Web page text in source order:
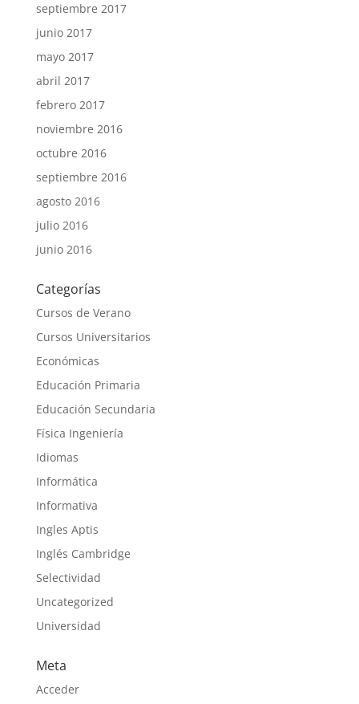
septiembre 2017
junio 2017
mayo 2017
abril 2017
febrero 2017
noviembre 2016
octubre 2016
septiembre 2016
agosto 2016
julio 2016
junio 2016
Categorías
Cursos de Verano
Cursos Universitarios
Económicas
Educación Primaria
Educación Secundaria
Física Ingeniería
Idiomas
Informática
Informativa
Ingles Aptis
Inglés Cambridge
Selectividad
Uncategorized
Universidad
Meta
Acceder